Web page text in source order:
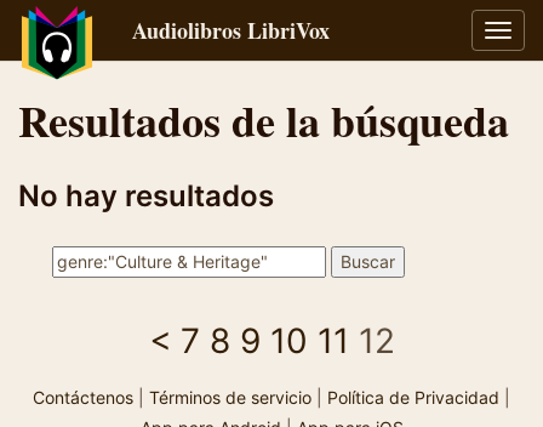
Audiolibros LibriVox
Resultados de la búsqueda
No hay resultados
< 7 8 9 10 11 12
Contáctenos Términos de servicio Política de Privacidad